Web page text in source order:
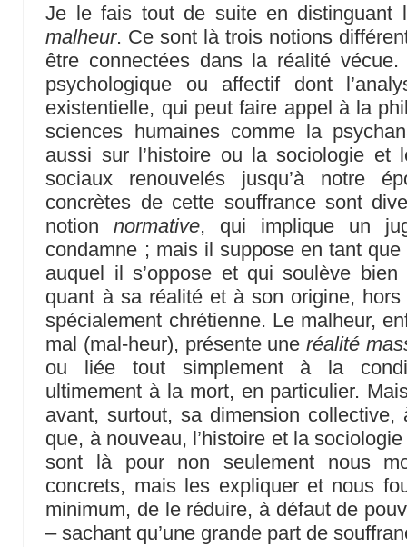
Je le fais tout de suite en
malheur. Ce sont là trois notions
être connectées dans la réalité
psychologique ou affectif dont
existentielle, qui peut faire appel à la
sciences humaines comme la
aussi sur l’histoire ou la sociologie et
sociaux renouvelés jusqu’à notre
concrètes de cette souffrance sont
notionnormative, qui implique un
condamne ; mais il suppose en tant
auquel il s’oppose et qui soulève
quant à sa réalité et à son origine,
spécialement chrétienne. Le malheur,
mal (mal-heur), présente uneréalité
ou liée tout simplement à la
ultimement à la mort, en particulier.
avant, surtout, sa dimension collective,
que, à nouveau, l’histoire et la
sont là pour non seulement nous
concrets, mais les expliquer et nous
minimum, de le réduire, à défaut de
– sachant qu’une grande part de